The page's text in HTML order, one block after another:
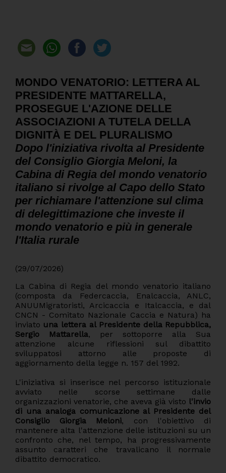
MONDO VENATORIO: LETTERA AL
PRESIDENTE MATTARELLA,
PROSEGUE L'AZIONE DELLE
ASSOCIAZIONI A TUTELA DELLA
DIGNITÀ E DEL PLURALISMO
Dopo l'iniziativa rivolta al Presidente
del Consiglio Giorgia Meloni, la
Cabina di Regia del mondo venatorio
italiano si rivolge al Capo dello Stato
per richiamare l'attenzione sul clima
di delegittimazione che investe il
mondo venatorio e più in generale
l'Italia rurale
(29/07/2026)
La Cabina di Regia del mondo venatorio italiano
(composta da Federcaccia, Enalcaccia, ANLC,
ANUUMigratoristi, Arcicaccia e Italcaccia, e dal
CNCN - Comitato Nazionale Caccia e Natura) ha
inviato una lettera al Presidente della Repubblica,
Sergio Mattarella, per sottoporre alla Sua
attenzione alcune riflessioni sul dibattito
sviluppatosi attorno alle proposte di
aggiornamento della legge n. 157 del 1992.
L'iniziativa si inserisce nel percorso istituzionale
avviato nelle scorse settimane dalle
organizzazioni venatorie, che aveva già visto l'invio
di una analoga comunicazione al Presidente del
Consiglio Giorgia Meloni, con l'obiettivo di
mantenere alta l'attenzione delle istituzioni su un
confronto che, nel tempo, ha progressivamente
assunto caratteri che travalicano il normale
dibattito democratico.